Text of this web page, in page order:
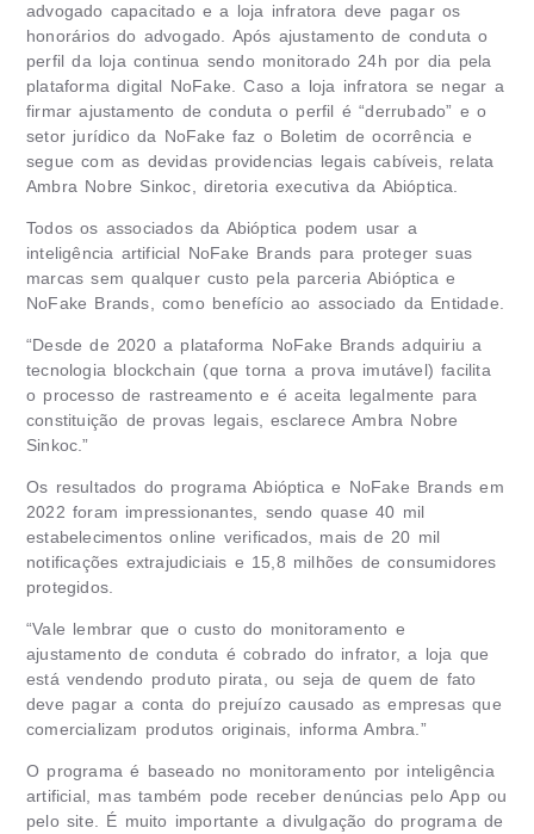
advogado capacitado e a loja infratora deve pagar os
honorários do advogado. Após ajustamento de conduta o
perfil da loja continua sendo monitorado 24h por dia pela
plataforma digital NoFake. Caso a loja infratora se negar a
firmar ajustamento de conduta o perfil é “derrubado” e o
setor jurídico da NoFake faz o Boletim de ocorrência e
segue com as devidas providencias legais cabíveis, relata
Ambra Nobre Sinkoc, diretoria executiva da Abióptica.
Todos os associados da Abióptica podem usar a
inteligência artificial NoFake Brands para proteger suas
marcas sem qualquer custo pela parceria Abióptica e
NoFake Brands, como benefício ao associado da Entidade.
“Desde de 2020 a plataforma NoFake Brands adquiriu a
tecnologia blockchain (que torna a prova imutável) facilita
o processo de rastreamento e é aceita legalmente para
constituição de provas legais, esclarece Ambra Nobre
Sinkoc.”
Os resultados do programa Abióptica e NoFake Brands em
2022 foram impressionantes, sendo quase 40 mil
estabelecimentos online verificados, mais de 20 mil
notificações extrajudiciais e 15,8 milhões de consumidores
protegidos.
“Vale lembrar que o custo do monitoramento e
ajustamento de conduta é cobrado do infrator, a loja que
está vendendo produto pirata, ou seja de quem de fato
deve pagar a conta do prejuízo causado as empresas que
comercializam produtos originais, informa Ambra.”
O programa é baseado no monitoramento por inteligência
artificial, mas também pode receber denúncias pelo App ou
pelo site. É muito importante a divulgação do programa de